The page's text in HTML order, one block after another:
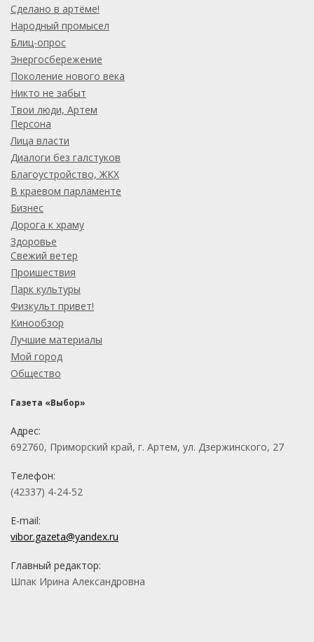
Сделано в артёме!
Народный промысел
Блиц-опрос
Энергосбережение
Поколение нового века
Никто не забыт
Твои люди, Артем
Персона
Лица власти
Диалоги без галстуков
Благоустройство, ЖКХ
В краевом парламенте
Бизнес
Дорога к храму
Здоровье
Свежий ветер
Проишествия
Парк культуры
Физкульт привет!
Кинообзор
Лучшие материалы
Мой город
Общество
Газета «Выбор»
Адрес:
692760, Приморский край, г. Артем, ул. Дзержинского, 27
Телефон:
(42337) 4-24-52
E-mail:
vibor.gazeta@yandex.ru
Главный редактор:
Шпак Ирина Александровна